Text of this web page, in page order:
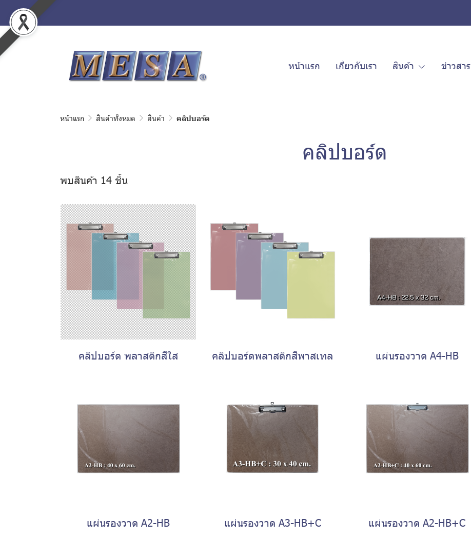
หน้าแรก เกี่ยวกับเรา สินค้า ข่าวสาร
หน้าแรก สินค้าทั้งหมด สินค้า คลิปบอร์ด
คลิปบอร์ด
พบสินค้า 14 ชิ้น
คลิปบอร์ด พลาสติกสีใส คลิปบอร์ดพลาสติกสีพาสเทล แผ่นรองวาด A4-HB
แผ่นรองวาด A2-HB แผ่นรองวาด A3-HB+C แผ่นรองวาด A2-HB+C